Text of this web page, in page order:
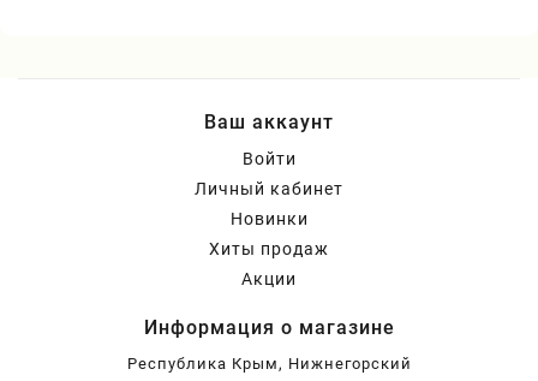
Ваш аккаунт
Войти
Личный кабинет
Новинки
Хиты продаж
Акции
Информация о магазине
Республика Крым, Нижнегорский